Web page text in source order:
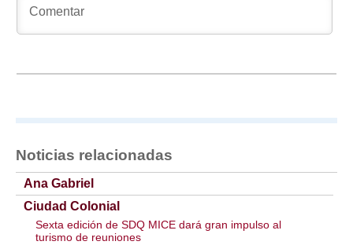
Noticias relacionadas
Ana Gabriel
Ciudad Colonial
Sexta edición de SDQ MICE dará gran impulso al
turismo de reuniones